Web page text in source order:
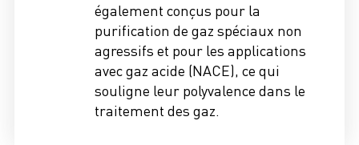
également conçus pour la
purification de gaz spéciaux non
agressifs et pour les applications
avec gaz acide (NACE), ce qui
souligne leur polyvalence dans le
traitement des gaz.